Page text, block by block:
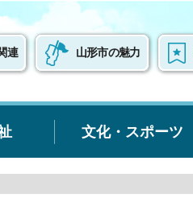
連 山形市の魅力
文化・スポーツ